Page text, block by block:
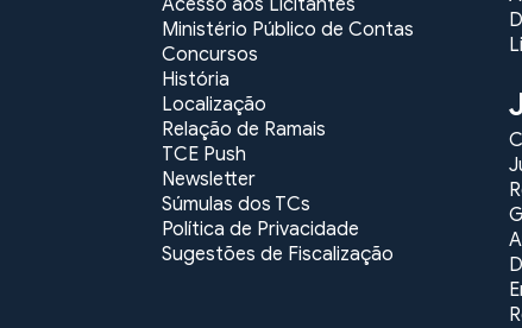
Acesso aos Licitantes
Ministério Público de Contas
Concursos
História
Localização
Relação de Ramais
TCE Push
Newsletter
Súmulas dos TCs
Política de Privacidade
Sugestões de Fiscalização